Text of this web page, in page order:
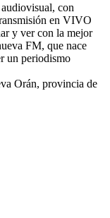
con
en VIVO
y ver con la mejor
FM, que nace
un periodismo
Orán, provincia de